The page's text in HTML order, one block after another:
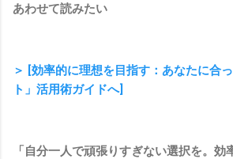
あわせて読みたい
＞ [効率的に理想を目指す：あなたに合
ト」活用術ガイドへ]
「自分一人で頑張りすぎない選択を。効